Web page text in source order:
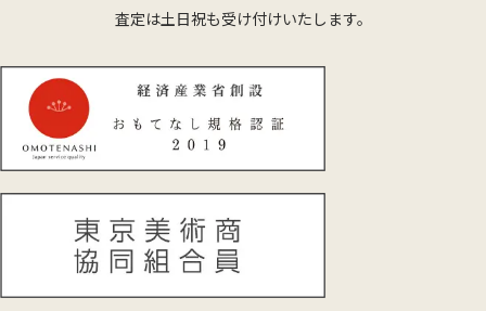
査定は土日祝も受け付けいたします。